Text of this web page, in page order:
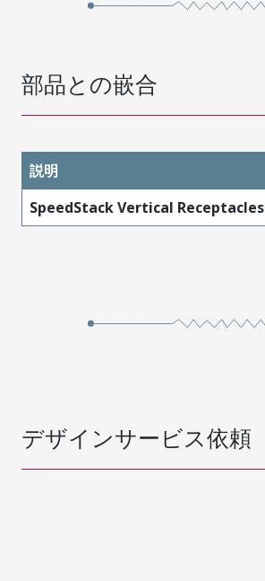
部品との嵌合
説明
SpeedStack Vertical Receptacles
デザインサービス依頼